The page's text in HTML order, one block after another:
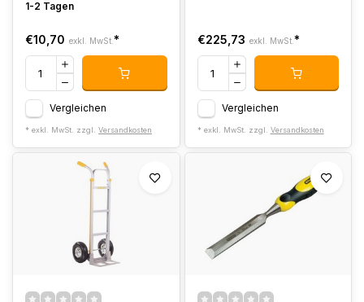
1-2 Tagen
€10,70 exkl. MwSt. *
Vergleichen
* exkl. MwSt. zzgl. Versandkosten
€225,73 exkl. MwSt. *
Vergleichen
* exkl. MwSt. zzgl. Versandkosten